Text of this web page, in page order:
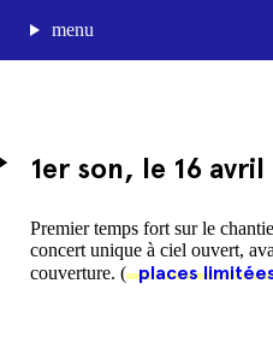
menu
journal de bord
projets
approche
1er son, le 16 avril
Premier temps fort sur le
concert unique à ciel ouvert,
couverture. ( places